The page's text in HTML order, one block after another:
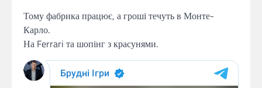
Тому фабрика працює, а гроші течуть в Монте-
Карло.
На Ferrari та шопінг з красунями.